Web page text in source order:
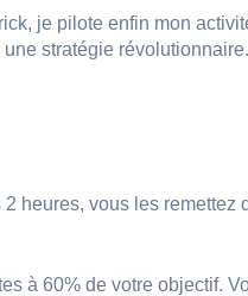
je pilote enfin mon
stratégie révolutionnaire.
heures, vous les remettez
à 60% de votre objectif.